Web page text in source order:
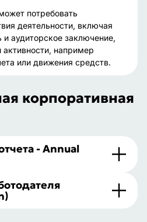
потребовать
деятельности, включая
аудиторское заключение,
например
или движения средств.
корпоративная
- Annual